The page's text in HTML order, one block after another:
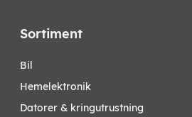
Sortiment
bil
hemelektronik
datorer & kringutrustning